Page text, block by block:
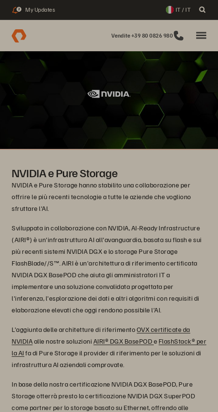
2 My Updates IT / IT
Vendite +39 80 0826 980
NVIDIA e Pure Storage
NVIDIA e Pure Storage hanno stabilito una collaborazione per
offrire le più recenti tecnologie a tutte le aziende che vogliono
sfruttare l'AI.
Sviluppata in collaborazione con NVIDIA, AI-Ready Infrastructure
(AIRI®) è un'infrastruttura AI all'avanguardia, basata su flash e sui
più recenti sistemi NVIDIA DGX e lo storage Pure Storage
FlashBlade//S™. AIRI è un'architettura di riferimento certificata
NVIDIA DGX BasePOD che aiuta gli amministratori IT a
implementare una soluzione convalidata progettata per
l'inferenza, l'esplorazione dei dati e altri algoritmi con requisiti di
elaborazione elevati che oggi rendono possibile l'AI.
L'aggiunta delle architetture di riferimentoOVX certificate da
NVIDIAalle nostre soluzioni AIRI® DGX BasePODe FlashStack® per
la AIfa di Pure Storage il provider di riferimento per le soluzioni di
infrastruttura AI aziendali comprovate.
In base della nostra certificazione NVIDIA DGX BasePOD, Pure
Storage otterrà presto la certificazione NVIDIA DGX SuperPOD
come partner per lo storage basato su Ethernet, offrendo alle